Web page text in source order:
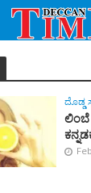
ದೊಡ್ಡ
ಲಿಂಬೆ